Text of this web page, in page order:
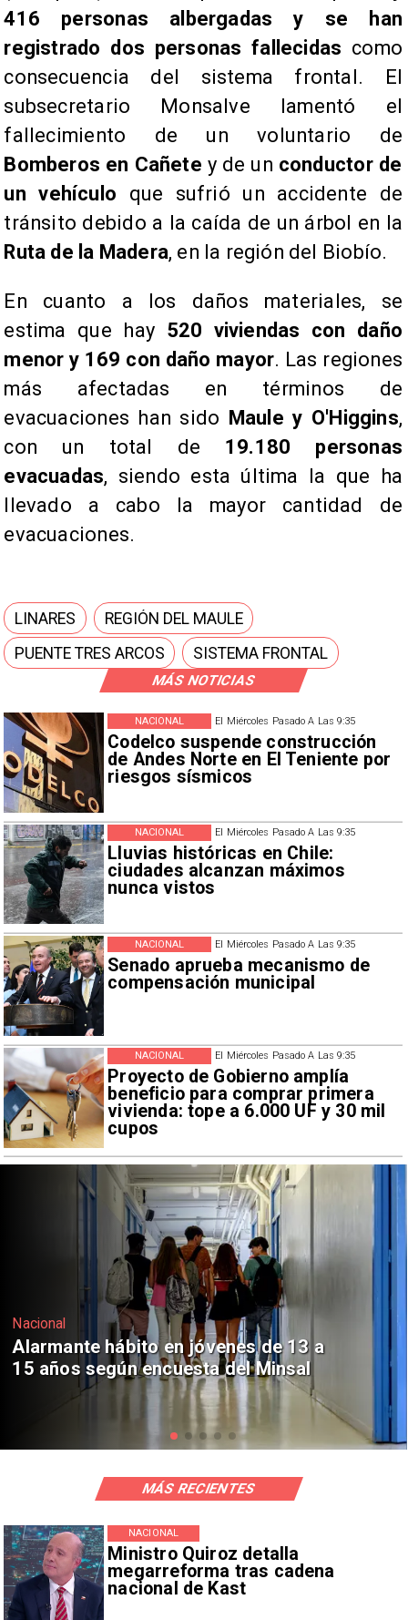
MÁS NOTICIAS
El Miércoles Pasado A Las 9:35
Codelco suspende construcción
de Andes Norte en El Teniente por
riesgos sísmicos
NACIONAL
El Miércoles Pasado A Las 9:35
Lluvias históricas en Chile:
ciudades alcanzan máximos
nunca vistos
NACIONAL
El Miércoles Pasado A Las 9:35
Senado aprueba mecanismo de
compensación municipal
NACIONAL
El Miércoles Pasado A Las 9:35
Proyecto de Gobierno amplía
beneficio para comprar primera
vivienda: tope a 6.000 UF y 30 mil
cupos
NACIONAL
416 personas albergadas y se han
registrado dos personas fallecidas como
consecuencia del sistema frontal. El
subsecretario Monsalve lamentó el
fallecimiento de un voluntario de
Bomberos en Cañete y de un conductor de
un vehículo que sufrió un accidente de
tránsito debido a la caída de un árbol en la
Ruta de la Madera, en la región del Biobío.
En cuanto a los daños materiales, se
estima que hay 520 viviendas con daño
menor y 169 con daño mayor. Las regiones
más afectadas en términos de
evacuaciones han sido Maule y O'Higgins,
con un total de 19.180 personas
evacuadas, siendo esta última la que ha
llevado a cabo la mayor cantidad de
evacuaciones.
LINARES
REGIÓN DEL MAULE
PUENTE TRES ARCOS
SISTEMA FRONTAL
Regiones
Aprueban creación del Parque
Sebastián Piñera con inversión de $4
mil millones
Ministro Quiroz detalla
megarreforma tras cadena
nacional de Kast
NACIONAL
MÁS RECIENTES